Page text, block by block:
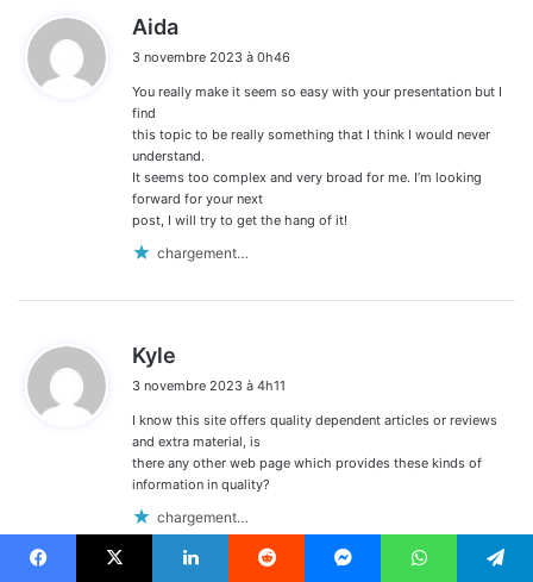
Aida
t
3 novembre 2023 à 0h46
You really make it seem so easy with your presentation but I
find
this topic to be really something that I think I would never
understand.
It seems too complex and very broad for me. I’m looking
forward for your next
post, I will try to get the hang of it!
chargement…
Kyle
t
:
3 novembre 2023 à 4h11
I know this site offers quality dependent articles or reviews
and extra material, is
there any other web page which provides these kinds of
information in quality?
chargement…